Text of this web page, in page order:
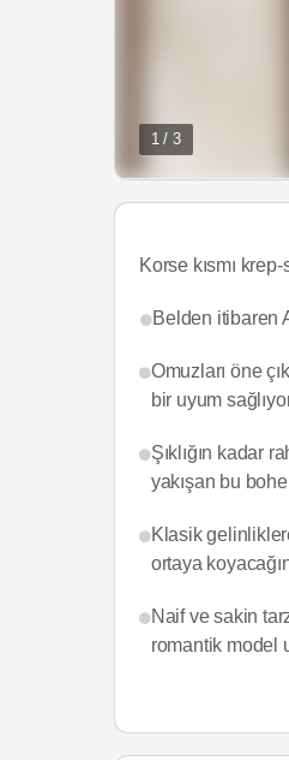
1 / 3
Korse kısmı
Belden itibaren
Omuzları öne
bir uyum
Şıklığın kadar
yakışan bu
Klasik
ortaya
Naif ve sakin
romantik model